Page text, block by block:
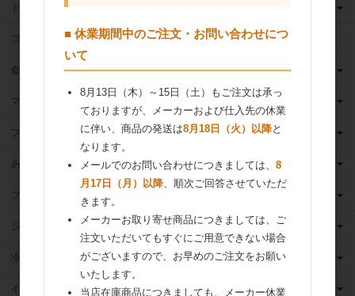
ドライフルーツ
ココア
食用油
マーガリン
フィリング
あんこ
フルーツ（果物）缶詰
ジャム
冷凍フルーツ
イースト・酵母
■ 休業期間中のご注文・お問い合わせにつ
いて
8月13日（木）～15日（土）もご注文は承っ
ておりますが、メーカーおよび仕入先の休業
に伴い、商品の発送は8月18日（火）以降と
なります。
メールでのお問い合わせにつきましては、 8
月17日（月）以降、順次ご回答させていただ
きます。
メーカーお取り寄せ商品につきましては、ご
注文いただいてもすぐにご用意できない場合
がございますので、お早めのご注文をお願い
いたします。
当店在庫商品につきましても、メーカー休業